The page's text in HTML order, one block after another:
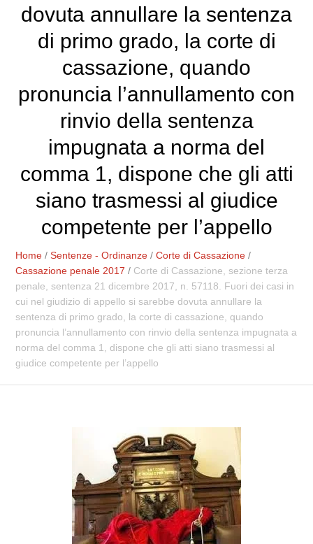
dovuta annullare la sentenza
di primo grado, la corte di
cassazione, quando
pronuncia l’annullamento con
rinvio della sentenza
impugnata a norma del
comma 1, dispone che gli atti
siano trasmessi al giudice
competente per l’appello
Home /Sentenze - Ordinanze /Corte di Cassazione /
Cassazione penale 2017 / Corte di Cassazione, sezione terza
penale, sentenza 21 dicembre 2017, n. 57118. Fuori dei casi in
cui nel giudizio di appello si sarebbe dovuta annullare la
sentenza di primo grado, la corte di cassazione, quando
pronuncia l’annullamento con rinvio della sentenza impugnata a
norma del comma 1, dispone che gli atti siano trasmessi al
giudice competente per l’appello